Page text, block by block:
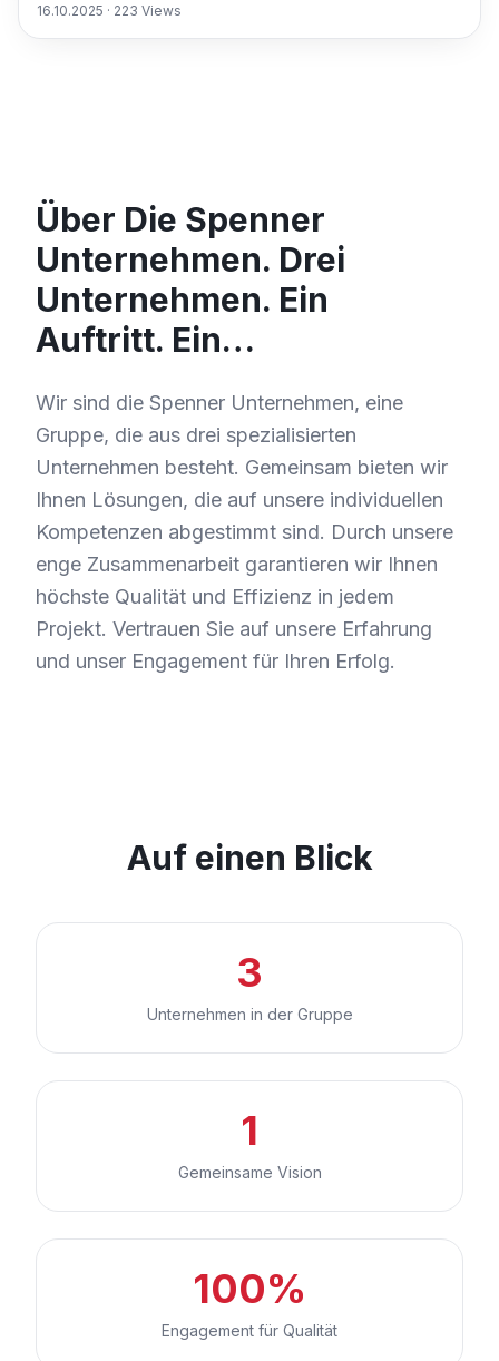
16.10.2025 · 223 Views
Über Die Spenner
Unternehmen. Drei
Unternehmen. Ein
Auftritt. Ein…
Wir sind die Spenner Unternehmen, eine
Gruppe, die aus drei spezialisierten
Unternehmen besteht. Gemeinsam bieten wir
Ihnen Lösungen, die auf unsere individuellen
Kompetenzen abgestimmt sind. Durch unsere
enge Zusammenarbeit garantieren wir Ihnen
höchste Qualität und Effizienz in jedem
Projekt. Vertrauen Sie auf unsere Erfahrung
und unser Engagement für Ihren Erfolg.
Auf einen Blick
3
Unternehmen in der Gruppe
1
Gemeinsame Vision
100%
Engagement für Qualität